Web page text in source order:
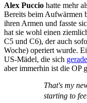
Alex Puccio hatte mehr
Bereits beim Aufwärmen
ihren Armen und fasste
hat sie wohl einen
C5 und C6), der auch
Woche) operiert wurde.
US-Mädel, die sich
aber immerhin ist die OP
That's my
starting to